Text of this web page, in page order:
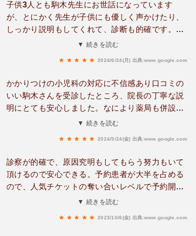
ましたが、今後も利用させてもらおうと思いま
す。
子供3人とも駒木先生にお世話になっています
が、とにかく先生が子供にも優しく声かけたり、
しっかり説明もしてくれて、診断も的確です。病
院嫌いの子供も駒木先生の事は信頼しているみた
身になって声をかけてくれる看護師さんもいらっ
しゃいます。待ち時間は多少ありますが、仕方な
いと思います。土日診療もされており、先生方や
は頼りにさせてもらっています。
▼ 続きを読む
2024/6/24(月) 出典:www.google.com
かかりつけの小児科の対応に不信感あり口コミの
いい駒木さんを受診したところ、院長の丁寧な説
明にとても安心しました。なにより薬局も併設さ
れており1箇所で済むのは小さい子供を持つ親と
ることをお勧めします！結構詳しく聞かれますの
で（笑）待ち時間が長いのを指摘される声が多い
ですが、仕方ない事だと思っています。我慢して
▼ 続きを読む
2024/5/24(金) 出典:www.google.com
診察が的確で、原因究明もしてもらう努力もいて
頂けるので安心できる。予約患者が大半を占める
ので、人気チケットの奪い合いレベルで予約開始
から一瞬で予約が埋まってしまうのが痛い。予約
▼ 続きを読む
2023/10/6(金) 出典:www.google.com